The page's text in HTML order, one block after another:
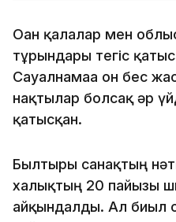
Оған қалалар мен
тұрғындары тегіс
Сауалнамаға он бес
нақтылар болсақ әр
қатысқан.
Былтырғы санақтың
халықтың 20 пайызы
айқындалды. Ал биыл